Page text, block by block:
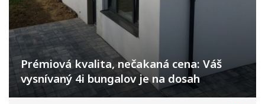
Prémiová kvalita, nečakaná cena: Váš
vysnívaný 4i bungalov je na dosah